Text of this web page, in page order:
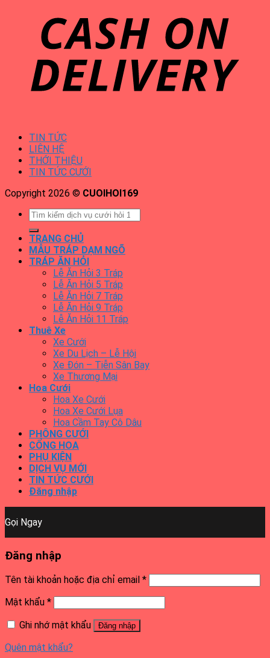
TIN TỨC
LIÊN HỆ
THỚI THIỆU
TIN TỨC CƯỚI
Copyright 2026 © CUOIHOI169
TRANG CHỦ
MẪU TRÁP DẠM NGÕ
TRÁP ĂN HỎI
Lễ Ăn Hỏi 3 Tráp
Lễ Ăn Hỏi 5 Tráp
Lễ Ăn Hỏi 7 Tráp
Lễ Ăn Hỏi 9 Tráp
Lễ Ăn Hỏi 11 Tráp
Thuê Xe
Xe Cưới
Xe Du Lịch – Lễ Hội
Xe Đón – Tiễn Sân Bay
Xe Thương Mại
Hoa Cưới
Hoa Xe Cưới
Hoa Xe Cưới Lụa
Hoa Cầm Tay Cô Dâu
PHÔNG CƯỚI
CỔNG HOA
PHỤ KIỆN
DỊCH VỤ MỚI
TIN TỨC CƯỚI
Đăng nhập
Gọi Ngay
Đăng nhập
Tên tài khoản hoặc địa chỉ email *
Mật khẩu *
Ghi nhớ mật khẩu
Đăng nhập
Quên mật khẩu?